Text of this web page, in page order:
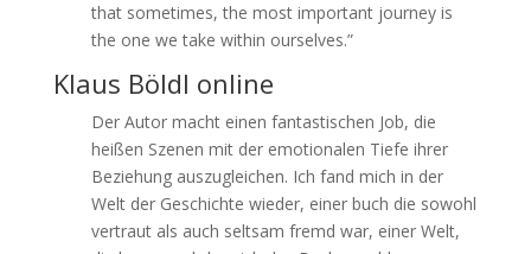
that sometimes, the most important journey is
the one we take within ourselves.”
Klaus Böldl online
Der Autor macht einen fantastischen Job, die
heißen Szenen mit der emotionalen Tiefe ihrer
Beziehung auszugleichen. Ich fand mich in der
Welt der Geschichte wieder, einer buch die sowohl
vertraut als auch seltsam fremd war, einer Welt,